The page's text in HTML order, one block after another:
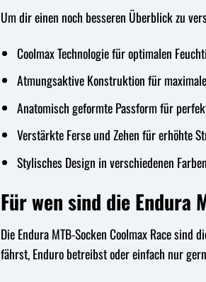
Um dir einen noch besseren Überblick zu
Coolmax Technologie für optimalen
Atmungsaktive Konstruktion für
Anatomisch geformte Passform für
Verstärkte Ferse und Zehen für erhöhte
Stylisches Design in verschiedenen
Für wen sind die Endura
Die Endura MTB-Socken Coolmax Race
fährst, Enduro betreibst oder einfach nur